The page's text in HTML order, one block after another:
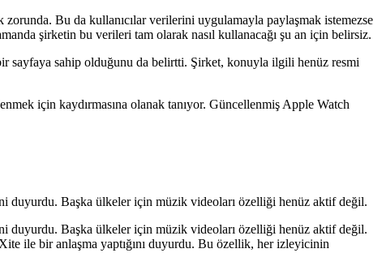
Bu da kullanıcılar verilerini uygulamayla paylaşmak istemezse
şirketin bu verileri tam olarak nasıl kullanacağı şu an için belirsiz.
sayfaya sahip olduğunu da belirtti. Şirket, konuyla ilgili henüz resmi
için kaydırmasına olanak tanıyor. Güncellenmiş Apple Watch
duyurdu. Başka ülkeler için müzik videoları özelliği henüz aktif değil.
duyurdu. Başka ülkeler için müzik videoları özelliği henüz aktif değil.
ile bir anlaşma yaptığını duyurdu. Bu özellik, her izleyicinin